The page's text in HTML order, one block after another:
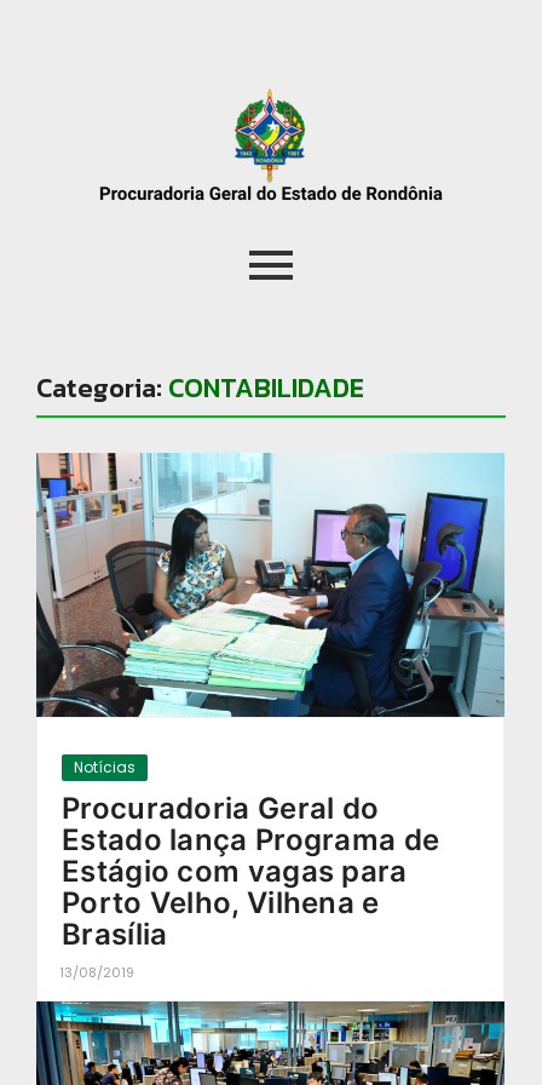
Categoria: CONTABILIDADE
Notícias
Procuradoria Geral do
Estado lança Programa de
Estágio com vagas para
Porto Velho, Vilhena e
Brasília
13/08/2019